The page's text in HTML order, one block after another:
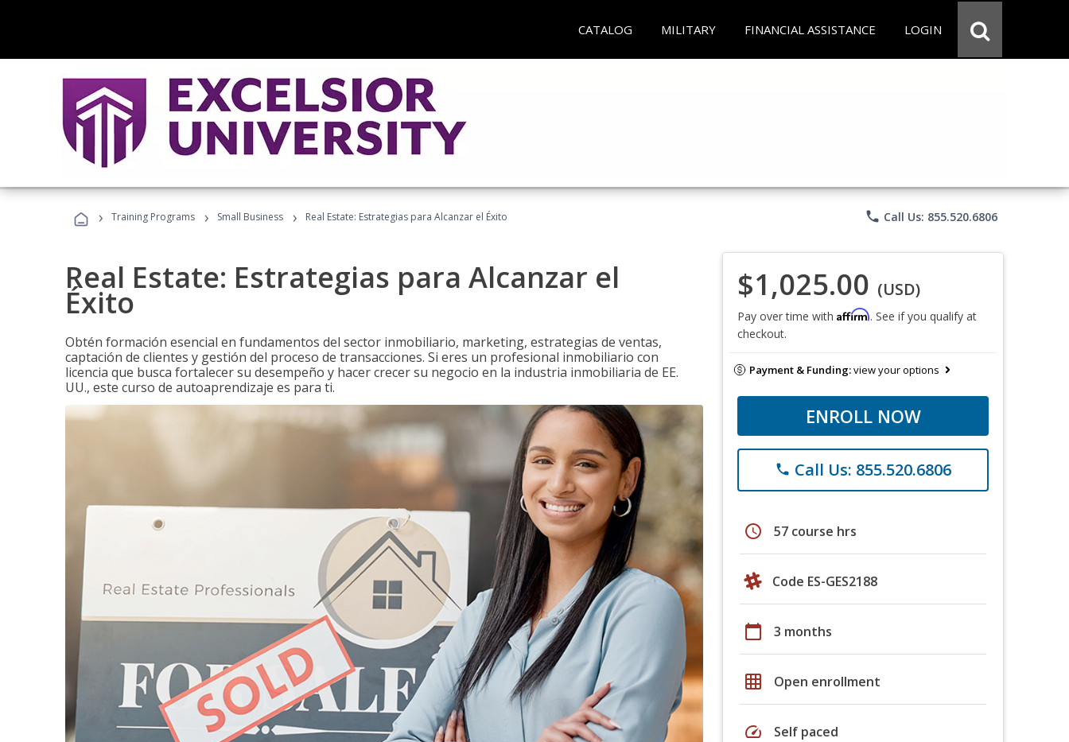
CATALOG MILITARY FINANCIAL ASSISTANCE LOGIN
› Training Programs › Small Business › Real Estate: Estrategias para Alcanzar el Éxito phone Call Us: 855.520.6806
Real Estate: Estrategias para Alcanzar el
Éxito
Obtén formación esencial en fundamentos del sector inmobiliario, marketing, estrategias de ventas,
captación de clientes y gestión del proceso de transacciones. Si eres un profesional inmobiliario con
licencia que busca fortalecer su desempeño y hacer crecer su negocio en la industria inmobiliaria de EE.
UU., este curso de autoaprendizaje es para ti.
$1,025.00 (USD)
Pay over time with Affirm. See if you qualify at
checkout.
Payment & Funding:view your options
ENROLL NOW
phone Call Us: 855.520.6806
schedule 57 course hrs
Code ES-GES2188
calendar_today 3 months
grid_on Open enrollment
speed Self paced